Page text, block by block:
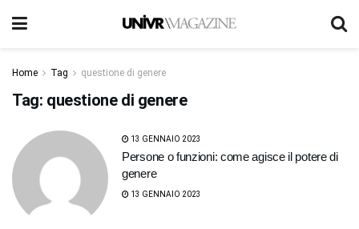
Home Tag questione di genere
Tag: questione di genere
13 GENNAIO 2023
Persone o funzioni: come agisce il potere di
genere
13 GENNAIO 2023